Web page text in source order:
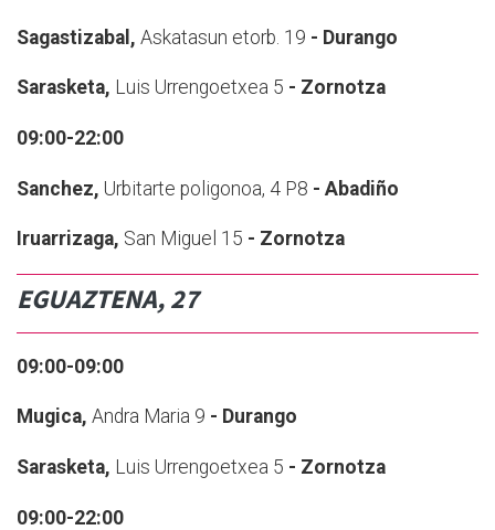
Sagastizabal, Askatasun etorb. 19 - Durango
Sarasketa, Luis Urrengoetxea 5 - Zornotza
09:00-22:00
Sanchez, Urbitarte poligonoa, 4 P8 - Abadiño
Iruarrizaga, San Miguel 15 - Zornotza
EGUAZTENA, 27
09:00-09:00
Mugica, Andra Maria 9 - Durango
Sarasketa, Luis Urrengoetxea 5 - Zornotza
09:00-22:00